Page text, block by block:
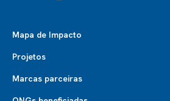
Mapa de Impacto
Projetos
Marcas parceiras